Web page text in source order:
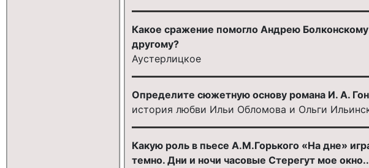
Какое сражение помогло Андрею
другому?
Аустерлицкое
Определите сюжетную основу романа И. А.
история любви Ильи Обломова и Ольги
Какую роль в пьесе А.М.Горького «На дне»
темно. Дни и ночи часовые Стерегут мое